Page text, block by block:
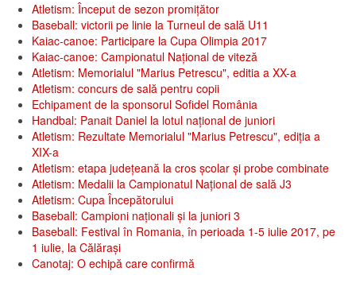
Atletism: Început de sezon promițător
Baseball: victorii pe linie la Turneul de sală U11
Kaiac-canoe: Participare la Cupa Olimpia 2017
Kaiac-canoe: Campionatul Național de viteză
Atletism: Memorialul "Marius Petrescu", editia a XX-a
Atletism: concurs de sală pentru copii
Echipament de la sponsorul Sofidel România
Handbal: Panait Daniel la lotul național de juniori
Atletism: Rezultate Memorialul "Marius Petrescu", ediția a
XIX-a
Atletism: etapa județeană la cros școlar și probe combinate
Atletism: Medalii la Campionatul Național de sală J3
Atletism: Cupa Începătorului
Baseball: Campioni naționali și la juniori 3
Baseball: Festival în Romania, în perioada 1-5 iulie 2017, pe
1 iulie, la Călăraşi
Canotaj: O echipă care confirmă